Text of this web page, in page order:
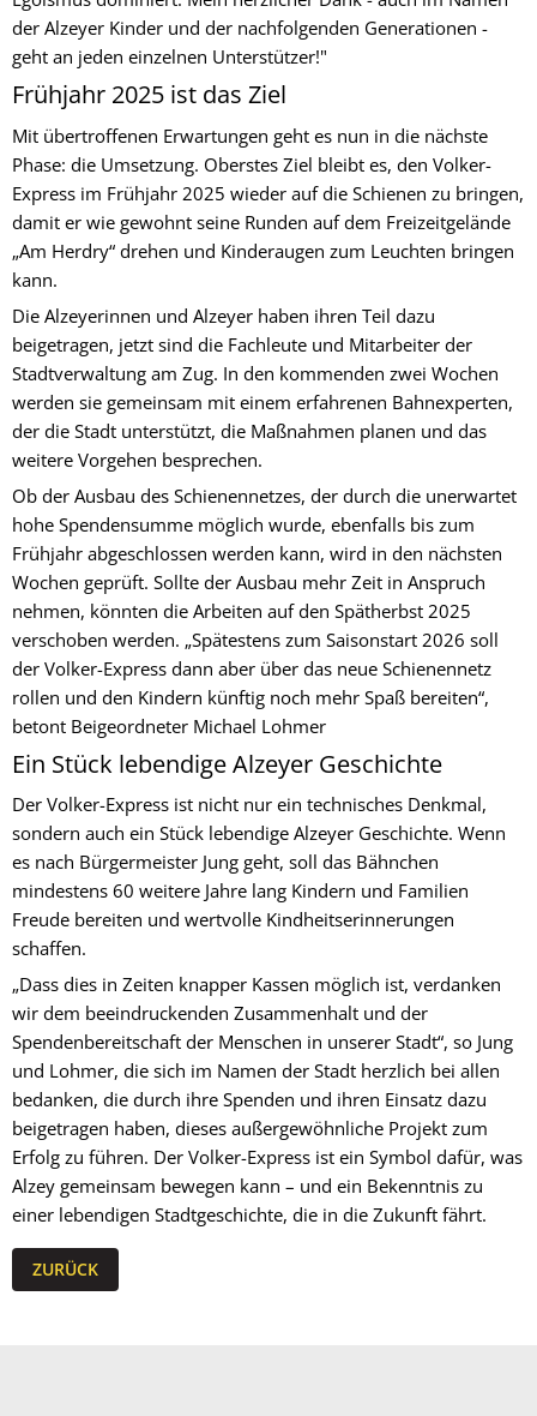
der Alzeyer Kinder und der nachfolgenden Generationen -
geht an jeden einzelnen Unterstützer!"
Frühjahr 2025 ist das Ziel
Mit übertroffenen Erwartungen geht es nun in die nächste
Phase: die Umsetzung. Oberstes Ziel bleibt es, den Volker-
Express im Frühjahr 2025 wieder auf die Schienen zu bringen,
damit er wie gewohnt seine Runden auf dem Freizeitgelände
„Am Herdry“ drehen und Kinderaugen zum Leuchten bringen
kann.
Die Alzeyerinnen und Alzeyer haben ihren Teil dazu
beigetragen, jetzt sind die Fachleute und Mitarbeiter der
Stadtverwaltung am Zug. In den kommenden zwei Wochen
werden sie gemeinsam mit einem erfahrenen Bahnexperten,
der die Stadt unterstützt, die Maßnahmen planen und das
weitere Vorgehen besprechen.
Ob der Ausbau des Schienennetzes, der durch die unerwartet
hohe Spendensumme möglich wurde, ebenfalls bis zum
Frühjahr abgeschlossen werden kann, wird in den nächsten
Wochen geprüft. Sollte der Ausbau mehr Zeit in Anspruch
nehmen, könnten die Arbeiten auf den Spätherbst 2025
verschoben werden. „Spätestens zum Saisonstart 2026 soll
der Volker-Express dann aber über das neue Schienennetz
rollen und den Kindern künftig noch mehr Spaß bereiten“,
betont Beigeordneter Michael Lohmer
Ein Stück lebendige Alzeyer Geschichte
Der Volker-Express ist nicht nur ein technisches Denkmal,
sondern auch ein Stück lebendige Alzeyer Geschichte. Wenn
es nach Bürgermeister Jung geht, soll das Bähnchen
mindestens 60 weitere Jahre lang Kindern und Familien
Freude bereiten und wertvolle Kindheitserinnerungen
schaffen.
„Dass dies in Zeiten knapper Kassen möglich ist, verdanken
wir dem beeindruckenden Zusammenhalt und der
Spendenbereitschaft der Menschen in unserer Stadt“, so Jung
und Lohmer, die sich im Namen der Stadt herzlich bei allen
bedanken, die durch ihre Spenden und ihren Einsatz dazu
beigetragen haben, dieses außergewöhnliche Projekt zum
Erfolg zu führen. Der Volker-Express ist ein Symbol dafür, was
Alzey gemeinsam bewegen kann – und ein Bekenntnis zu
einer lebendigen Stadtgeschichte, die in die Zukunft fährt.
ZURÜCK